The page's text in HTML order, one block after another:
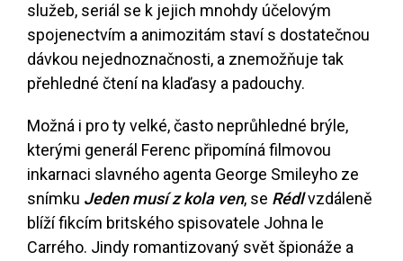
služeb, seriál se k jejich mnohdy účelovým
spojenectvím a animozitám staví s dostatečnou
dávkou nejednoznačnosti, a znemožňuje tak
přehledné čtení na klaďasy a padouchy.
Možná i pro ty velké, často neprůhledné brýle,
kterými generál Ferenc připomíná filmovou
inkarnaci slavného agenta George Smileyho ze
snímku Jeden musí z kola ven, se Rédlvzdáleně
blíží fikcím britského spisovatele Johna le
Carrého. Jindy romantizovaný svět špionáže a